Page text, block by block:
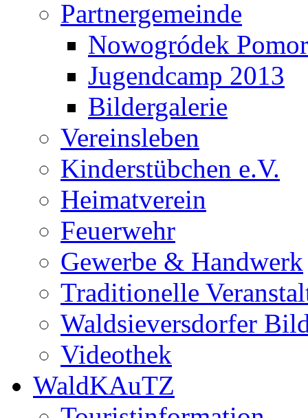
Partnergemeinde
Nowogródek
Jugendcamp 2013
Bildergalerie
Vereinsleben
Kinderstübchen e.V.
Heimatverein
Feuerwehr
Gewerbe & Handwerk
Traditionelle
Waldsieversdorfer
Videothek
WaldKAuTZ